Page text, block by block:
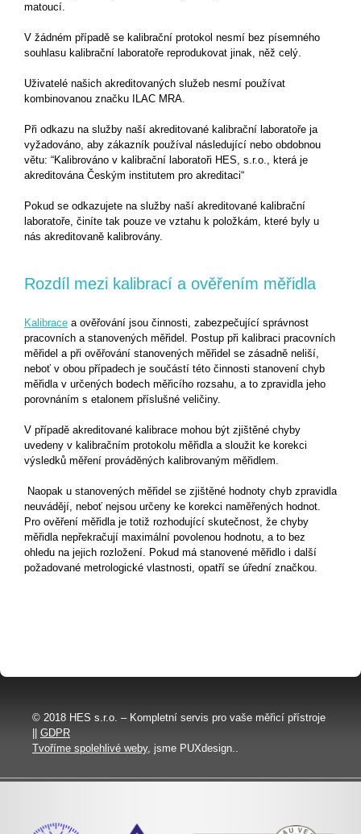
matoucí.
V žádném případě se kalibrační protokol nesmí bez písemného
souhlasu kalibrační laboratoře reprodukovat jinak, něž celý.
Uživatelé našich akreditovaných služeb nesmí používat
kombinovanou značku ILAC MRA.
Při odkazu na služby naší akreditované kalibrační laboratoře ja
vyžadováno, aby zákazník používal následující nebo obdobnou
větu: “Kalibrováno v kalibrační laboratoři HES, s.r.o., která je
akreditována Českým institutem pro akreditaci“
Pokud se odkazujete na služby naší akreditované kalibrační
laboratoře, činíte tak pouze ve vztahu k položkám, které byly u
nás akreditovaně kalibrovány.
Rozdíl mezi kalibrací a ověřením měřidla
Kalibrace a ověřování jsou činnosti, zabezpečující správnost
pracovních a stanovených měřidel. Postup při kalibraci pracovních
měřidel a při ověřování stanovených měřidel se zásadně neliší,
neboť v obou případech je součástí této činnosti stanovení chyb
měřidla v určených bodech měřicího rozsahu, a to zpravidla jeho
porovnáním s etalonem příslušné veličiny.
V případě akreditované kalibrace mohou být zjištěné chyby
uvedeny v kalibračním protokolu měřidla a sloužit ke korekci
výsledků měření prováděných kalibrovaným měřidlem.
Naopak u stanovených měřidel se zjištěné hodnoty chyb zpravidla
neuvádějí, neboť nejsou určeny ke korekci naměřených hodnot.
Pro ověření měřidla je totiž rozhodující skutečnost, že chyby
měřidla nepřekračují maximální povolenou hodnotu, a to bez
ohledu na jejich rozložení. Pokud má stanovené měřidlo i další
požadované metrologické vlastnosti, opatří se úřední značkou.
© 2018 HES s.r.o. – Kompletní servis pro vaše měřicí přístroje
GDPR
Tvoříme spolehlivé weby, jsme PUXdesign..